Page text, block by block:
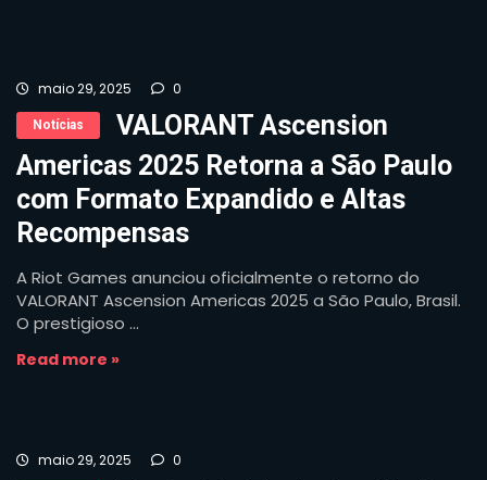
maio 29, 2025 0
Notícias
VALORANT Ascension
Americas 2025 Retorna a São Paulo
com Formato Expandido e Altas
Recompensas
A Riot Games anunciou oficialmente o retorno do
VALORANT Ascension Americas 2025 a São Paulo, Brasil.
O prestigioso ...
Read more »
maio 29, 2025 0